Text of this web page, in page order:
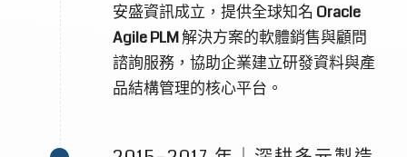
安盛資訊成立，提供全球知名 Oracle
Agile PLM解決方案的軟體銷售與顧問
諮詢服務，協助企業建立研發資料與產
品結構管理的核心平台。